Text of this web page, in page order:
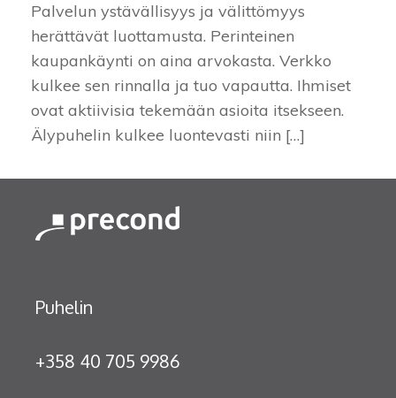
Palvelun ystävällisyys ja välittömyys
herättävät luottamusta. Perinteinen
kaupankäynti on aina arvokasta. Verkko
kulkee sen rinnalla ja tuo vapautta. Ihmiset
ovat aktiivisia tekemään asioita itsekseen.
Älypuhelin kulkee luontevasti niin […]
Puhelin
+358 40 705 9986